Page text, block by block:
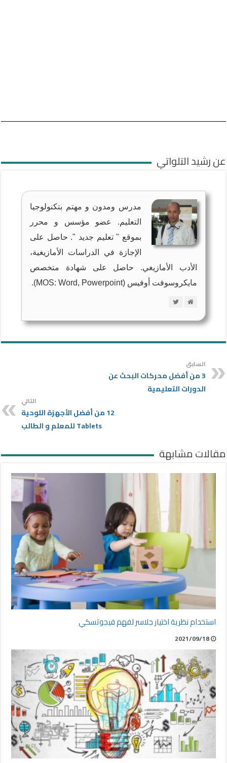
عن رشيد التلواتي
مدرس ومدون و مهتم بتكنولوجيا
التعليم. عضو مؤسس و محرر
بموقع " تعليم جديد ". حاصل على
الإجازة في الدراسات الأمازيغية،
الأدب الأمازيغي. حاصل على شهادة متخصص
مايكروسوفت أوفيس (MOS: Word, Powerpoint).
السابق
3 من أفضل محركات البحث عن
الدورات التعليمية
التالي
12 من أفضل الأجهزة اللوحية
Tablets للمعلم و الطالب
مقالات مشابهة
استخدام نظرية اختيار جلاسر لفهم فيجوتسكي
2021/09/18